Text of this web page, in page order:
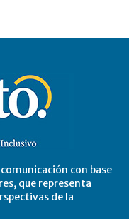
con base
que representa
de la